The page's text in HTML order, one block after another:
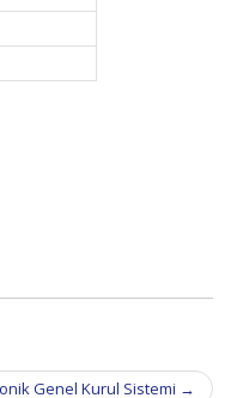
Genel Kurul Sistemi →